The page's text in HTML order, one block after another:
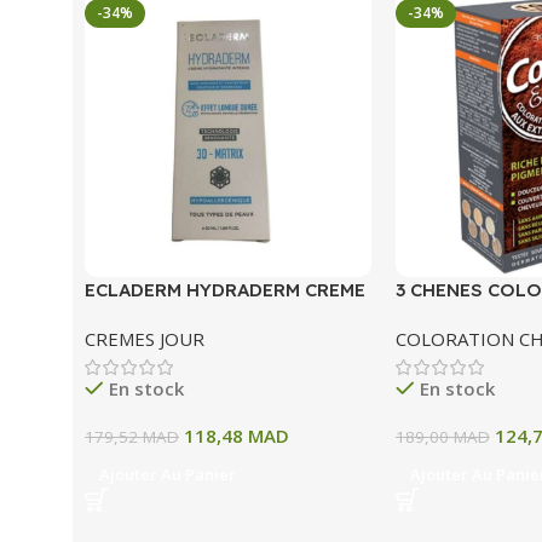
-34%
ECLADERM HYDRADERM CREME
ML
CREMES JOUR
En stock
179,52MAD 118,48 MAD
-34%
3 CHENES
A BLOND CLAIR
COLORATION
En stock
189,00MAD